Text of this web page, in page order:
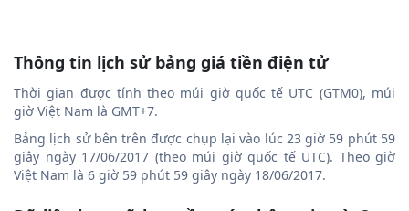
Thông tin lịch sử bảng giá tiền điện tử
Thời gian được tính theo múi giờ quốc tế UTC (GTM0), múi
giờ Việt Nam là GMT+7.
Bảng lịch sử bên trên được chụp lại vào lúc 23 giờ 59 phút 59
giây ngày 17/06/2017 (theo múi giờ quốc tế UTC). Theo giờ
Việt Nam là 6 giờ 59 phút 59 giây ngày 18/06/2017.